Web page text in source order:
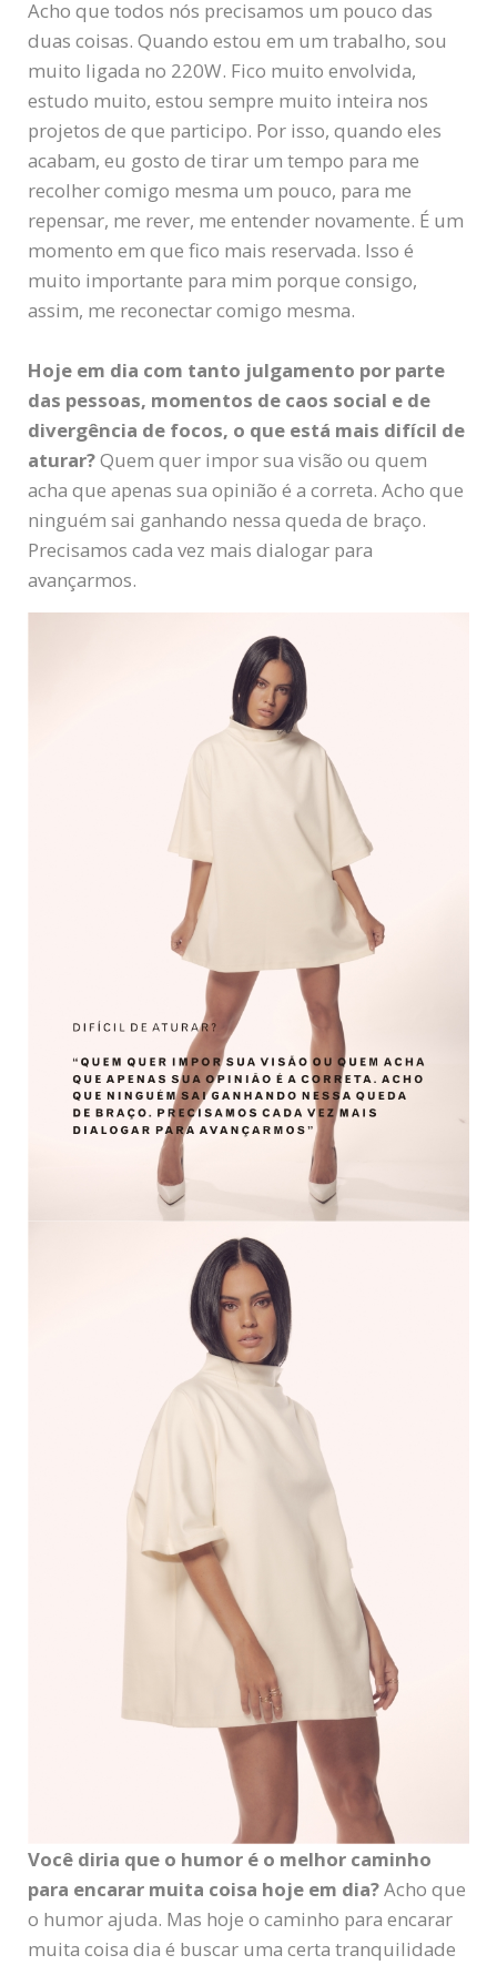
Acho que todos nós precisamos um pouco das
duas coisas. Quando estou em um trabalho, sou
muito ligada no 220W. Fico muito envolvida,
estudo muito, estou sempre muito inteira nos
projetos de que participo. Por isso, quando eles
acabam, eu gosto de tirar um tempo para me
recolher comigo mesma um pouco, para me
repensar, me rever, me entender novamente. É um
momento em que fico mais reservada. Isso é
muito importante para mim porque consigo,
assim, me reconectar comigo mesma.
Hoje em dia com tanto julgamento por parte
das pessoas, momentos de caos social e de
divergência de focos, o que está mais difícil de
aturar?Quem quer impor sua visão ou quem
acha que apenas sua opinião é a correta. Acho que
ninguém sai ganhando nessa queda de braço.
Precisamos cada vez mais dialogar para
avançarmos.
Você diria que o humor é o melhor caminho
para encarar muita coisa hoje em dia?Acho que
o humor ajuda. Mas hoje o caminho para encarar
muita coisa dia é buscar uma certa tranquilidade